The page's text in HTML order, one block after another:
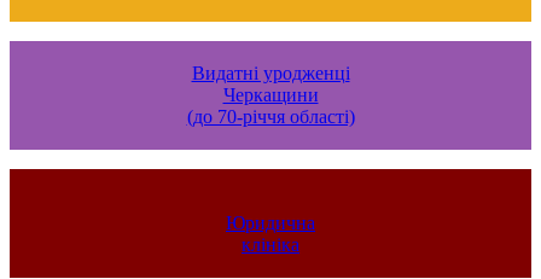
Видатні уродженці
Черкащини
(до 70-річчя області)
Юридична
клініка